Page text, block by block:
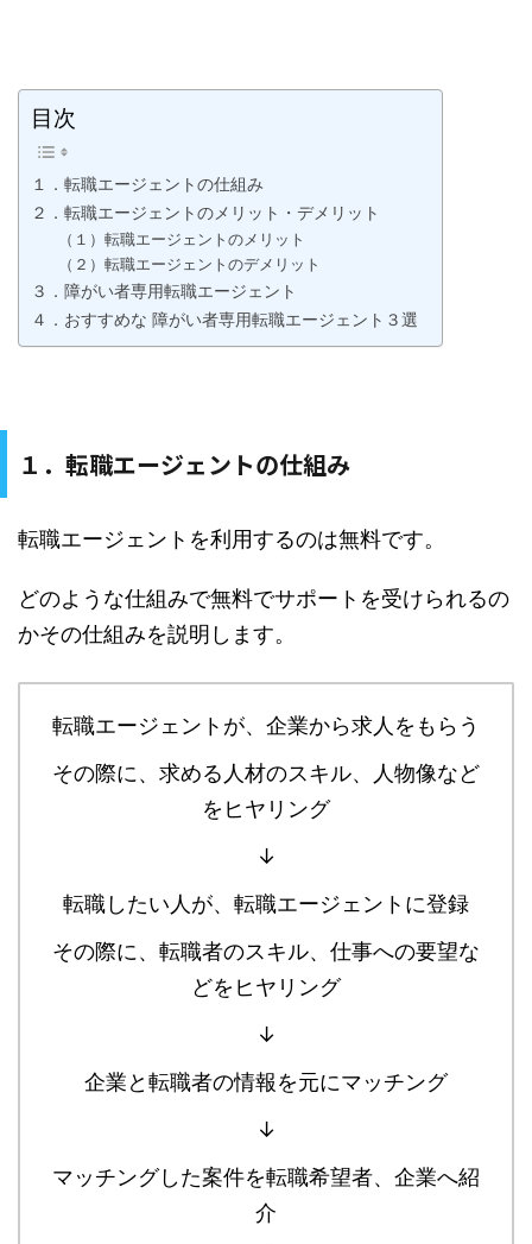
目次
１．転職エージェントの仕組み
２．転職エージェントのメリット・デメリット
（１）転職エージェントのメリット
（２）転職エージェントのデメリット
３．障がい者専用転職エージェント
４．おすすめな 障がい者専用転職エージェント３選
１．転職エージェントの仕組み
転職エージェントを利用するのは無料です。
どのような仕組みで無料でサポートを受けられるの
かその仕組みを説明します。
転職エージェントが、企業から求人をもらう
その際に、求める人材のスキル、人物像など
をヒヤリング
↓
転職したい人が、転職エージェントに登録
その際に、転職者のスキル、仕事への要望な
どをヒヤリング
↓
企業と転職者の情報を元にマッチング
↓
マッチングした案件を転職希望者、企業へ紹
介